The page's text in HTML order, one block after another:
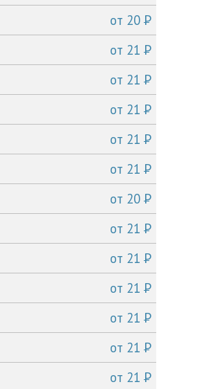
от 20P
от 21P
от 21P
от 21P
от 21P
от 21P
от 20P
от 21P
от 21P
от 21P
от 21P
от 21P
от 21P